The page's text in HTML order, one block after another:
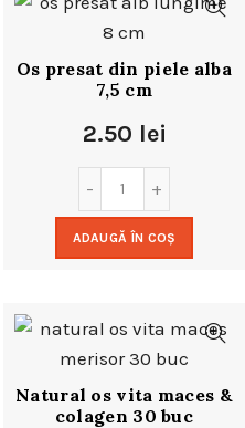
Os presat din piele alba
7,5 cm
2.50 lei
ADAUGĂ ÎN COȘ
Natural os vita maces &
colagen 30 buc